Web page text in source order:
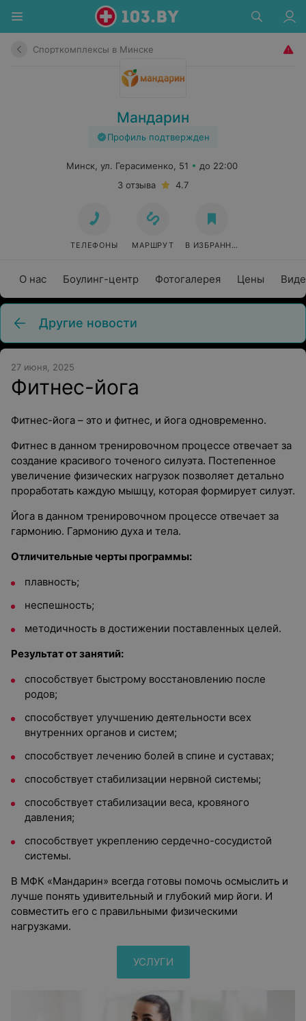
Спорткомплексы в Минске
Мандарин
Профиль подтвержден
О нас Боулинг-центр Фотогалерея Цены
Минск, ул. Герасименко, 51
до 22:00
3 отзыва
4.7
ТЕЛЕФОНЫ МАРШРУТ В ИЗБРАННОЕ
Другие новости
27 июня, 2025
Фитнес-йога
Фитнес-йога – это и фитнес, и йога одновременно.
Фитнес в данном тренировочном процессе отвечает за
создание красивого точеного силуэта. Постепенное
увеличение физических нагрузок позволяет детально
проработать каждую мышцу, которая формирует силуэт.
Йога в данном тренировочном процессе отвечает за
гармонию. Гармонию духа и тела.
Отличительные черты программы:
плавность;
неспешность;
методичность в достижении поставленных целей.
Результат от занятий:
способствует быстрому восстановлению после
родов;
способствует улучшению деятельности всех
внутренних органов и систем;
способствует лечению болей в спине и суставах;
способствует стабилизации нервной системы;
способствует стабилизации веса, кровяного
давления;
способствует укреплению сердечно-сосудистой
системы.
В МФК «Мандарин» всегда готовы помочь осмыслить и
лучше понять удивительный и глубокий мир йоги. И
совместить его с правильными физическими
нагрузками.
УСЛУГИ